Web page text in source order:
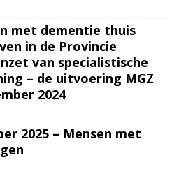
met dementie thuis
in de Provincie
van specialistische
– de uitvoering MGZ
2024
2025 – Mensen met